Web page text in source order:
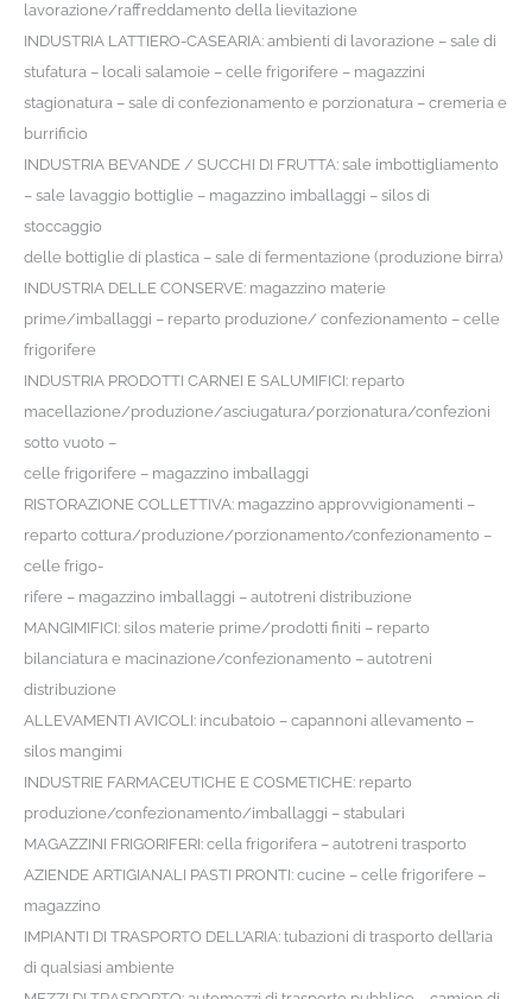
lavorazione/raffreddamento della lievitazione
INDUSTRIA LATTIERO-CASEARIA: ambienti di lavorazione – sale di
stufatura – locali salamoie – celle frigorifere – magazzini
stagionatura – sale di confezionamento e porzionatura – cremeria e
burrificio
INDUSTRIA BEVANDE / SUCCHI DI FRUTTA: sale imbottigliamento
– sale lavaggio bottiglie – magazzino imballaggi – silos di
stoccaggio
delle bottiglie di plastica – sale di fermentazione (produzione birra)
INDUSTRIA DELLE CONSERVE: magazzino materie
prime/imballaggi – reparto produzione/ confezionamento – celle
frigorifere
INDUSTRIA PRODOTTI CARNEI E SALUMIFICI: reparto
macellazione/produzione/asciugatura/porzionatura/confezioni
sotto vuoto –
celle frigorifere – magazzino imballaggi
RISTORAZIONE COLLETTIVA: magazzino approvvigionamenti –
reparto cottura/produzione/porzionamento/confezionamento –
celle frigo-
rifere – magazzino imballaggi – autotreni distribuzione
MANGIMIFICI: silos materie prime/prodotti finiti – reparto
bilanciatura e macinazione/confezionamento – autotreni
distribuzione
ALLEVAMENTI AVICOLI: incubatoio – capannoni allevamento –
silos mangimi
INDUSTRIE FARMACEUTICHE E COSMETICHE: reparto
produzione/confezionamento/imballaggi – stabulari
MAGAZZINI FRIGORIFERI: cella frigorifera – autotreni trasporto
AZIENDE ARTIGIANALI PASTI PRONTI: cucine – celle frigorifere –
magazzino
IMPIANTI DI TRASPORTO DELL’ARIA: tubazioni di trasporto dell’aria
di qualsiasi ambiente